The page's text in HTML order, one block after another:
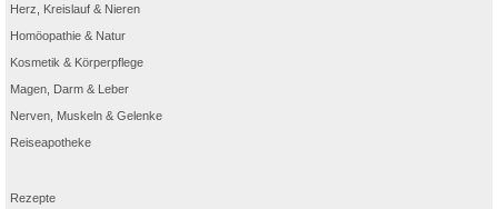
Herz, Kreislauf & Nieren
Homöopathie & Natur
Kosmetik & Körperpflege
Magen, Darm & Leber
Nerven, Muskeln & Gelenke
Reiseapotheke
Rezepte